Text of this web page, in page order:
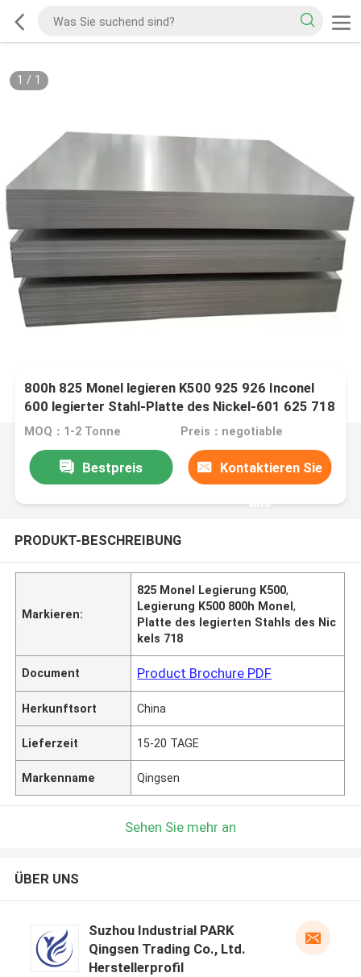
1 / 1
800h 825 Monel legieren K500 925 926 Inconel
600 legierter Stahl-Platte des Nickel-601 625 718
MOQ：1-2 Tonne Preis：negotiable
Bestpreis Kontaktieren Sie
uns
PRODUKT-BESCHREIBUNG
Markieren:
825 Monel Legierung K500,
Legierung K500 800h Monel,
Platte des legierten Stahls des Nic
kels 718
Document Product Brochure PDF
Herkunftsort China
Lieferzeit 15-20 TAGE
Markenname Qingsen
Sehen Sie mehr an
ÜBER UNS
Suzhou Industrial PARK
Qingsen Trading Co., Ltd.
Herstellerprofil